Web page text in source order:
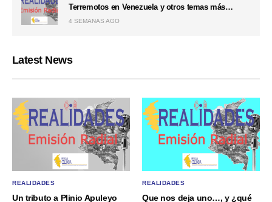
Terremotos en Venezuela y otros temas más…
4 SEMANAS AGO
Latest News
REALIDADES
Un tributo a Plinio Apuleyo
REALIDADES
Que nos deja uno…, y ¿qué